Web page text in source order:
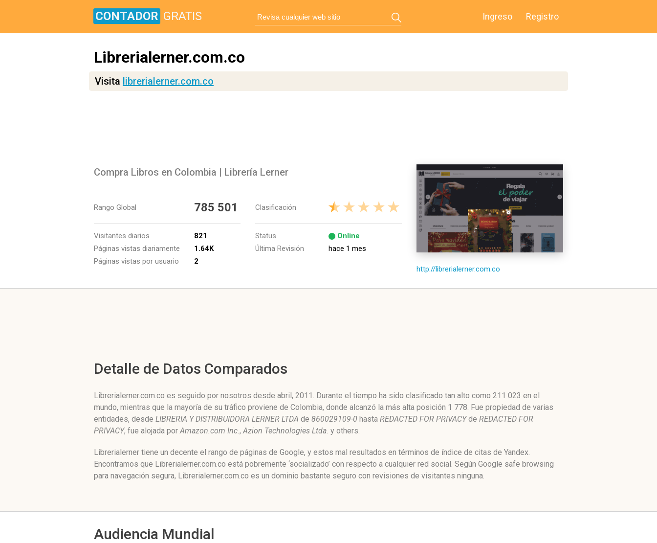
CONTADOR GRATIS Ingreso Registro
Librerialerner.com.co
Visita librerialerner.com.co
Compra Libros en Colombia | Librería Lerner
Rango Global 785 501
Visitantes diarios
821
Páginas vistas diariamente
1.64K
Páginas vistas por usuario
2
Clasificación
Status
Online
Última Revisión
hace 1 mes
http://librerialerner.com.co
Detalle de Datos Comparados
Librerialerner.com.co es seguido por nosotros desde abril, 2011. Durante el tiempo ha sido clasificado tan alto como 211 023 en el
mundo, mientras que la mayoría de su tráfico proviene de Colombia, donde alcanzó la más alta posición 1 778. Fue propiedad de varias
entidades, desde LIBRERIA Y DISTRIBUIDORA LERNER LTDA de 860029109-0 hasta REDACTED FOR PRIVACYde REDACTED FOR
PRIVACY, fue alojada porAmazon.com Inc.,Azion Technologies Ltda. y others.
Librerialerner tiene un decente el rango de páginas de Google, y estos mal resultados en términos de índice de citas de Yandex.
Encontramos que Librerialerner.com.co está pobremente ‘socializado’ con respecto a cualquier red social. Según Google safe browsing
para navegación segura, Librerialerner.com.co es un dominio bastante seguro con revisiones de visitantes ninguna.
Audiencia Mundial